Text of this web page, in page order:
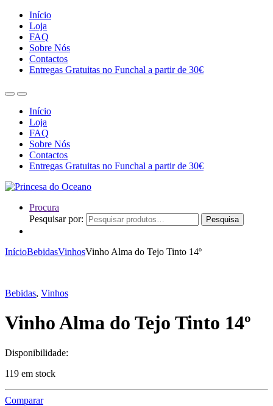
Início
Loja
FAQ
Sobre Nós
Contactos
Entregas Gratuitas no Funchal a partir de 30€
Início
Loja
FAQ
Sobre Nós
Contactos
Entregas Gratuitas no Funchal a partir de 30€
Procura
Pesquisar por:
Pesquisa
InícioBebidasVinhosVinho Alma do Tejo Tinto 14º
Bebidas, Vinhos
Vinho Alma do Tejo Tinto 14º
Disponibilidade:
119 em stock
Comparar